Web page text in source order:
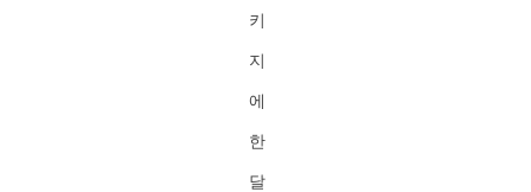
키
지
에
한
달